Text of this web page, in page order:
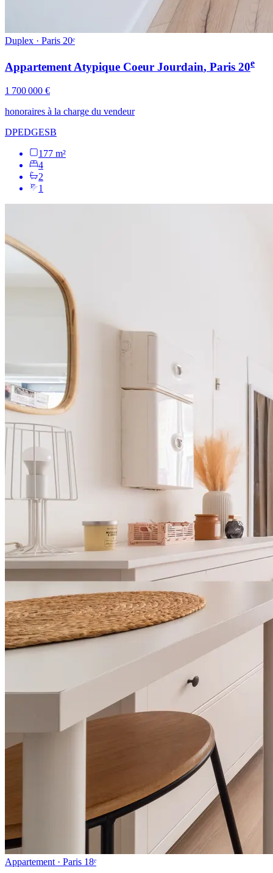
Duplex · Paris 20ᵉ
Appartement Atypique Coeur Jourdain, Paris 20e
1 700 000 €
honoraires à la charge du vendeur
DPEDGESB
177 m²
4
2
1
Appartement · Paris 18ᵉ